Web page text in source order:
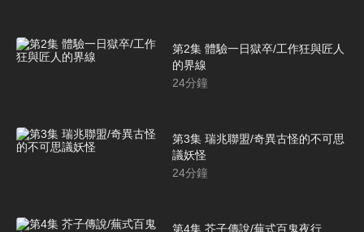
第2集 體驗一日獄卒/工作狂與匠人
的界線
24分鐘
第3集 瑞兆聯盟/奇異古怪的不可思
議妖怪
24分鐘
第4集 芥子傳說/蕪式百鬼夜行